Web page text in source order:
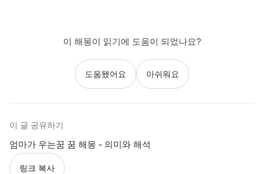
이 해몽이 읽기에 도움이 되었나요?
도움됐어요 아쉬워요
이 글 공유하기
엄마가 우는꿈 꿈 해몽 - 의미와 해석
링크 복사